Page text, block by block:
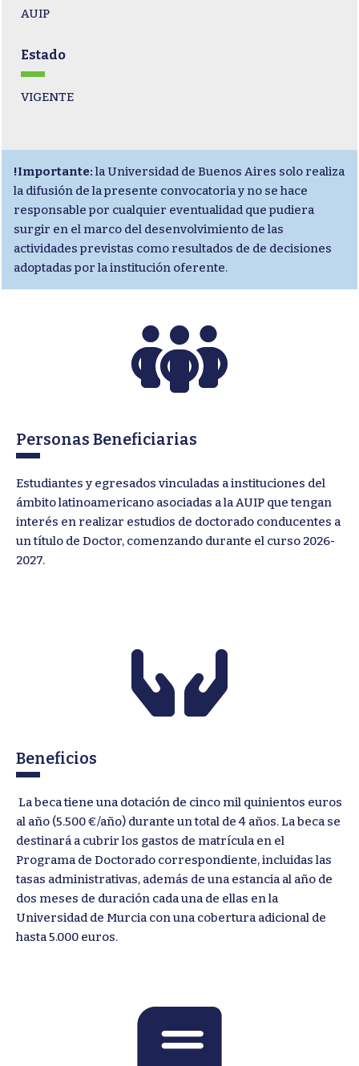
AUIP
Estado
VIGENTE
!Importante: la Universidad de Buenos Aires solo realiza
la difusión de la presente convocatoria y no se hace
responsable por cualquier eventualidad que pudiera
surgir en el marco del desenvolvimiento de las
actividades previstas como resultados de de decisiones
adoptadas por la institución oferente.
Personas Beneficiarias
Estudiantes y egresados vinculadas a instituciones del
ámbito latinoamericano asociadas a la AUIP que tengan
interés en realizar estudios de doctorado conducentes a
un título de Doctor, comenzando durante el curso 2026-
2027.
Beneficios
La beca tiene una dotación de cinco mil quinientos euros
al año (5.500 €/año) durante un total de 4 años. La beca se
destinará a cubrir los gastos de matrícula en el
Programa de Doctorado correspondiente, incluidas las
tasas administrativas, además de una estancia al año de
dos meses de duración cada una de ellas en la
Universidad de Murcia con una cobertura adicional de
hasta 5.000 euros.